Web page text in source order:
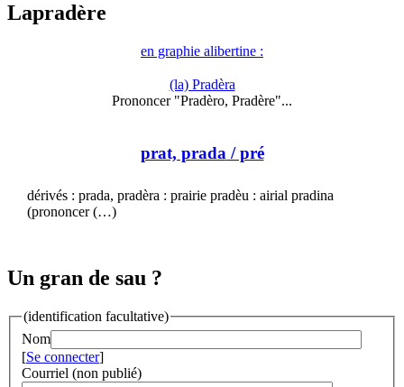
Lapradère
en graphie alibertine :
(la) Pradèra
Prononcer "Pradèro, Pradère"...
prat, prada / pré
dérivés : prada, pradèra : prairie pradèu : airial pradina
(prononcer (…)
Un gran de sau ?
(identification facultative)
Nom
[Se connecter]
Courriel (non publié)